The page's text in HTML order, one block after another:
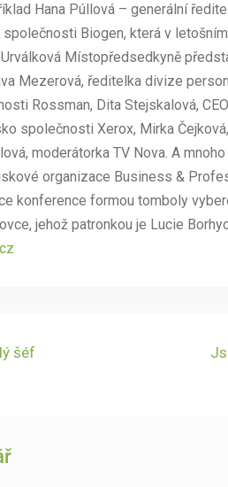
Hana Púllová – generální
Biogen, která v
Místopředsedkyně
Mezerová, ředitelka divize
Rossman, Dita Stejskalová,
společnosti Xerox, Mirka
moderátorka TV Nova. A
organizace Business &
konference formou tomboly
jehož patronkou je Lucie
šéf